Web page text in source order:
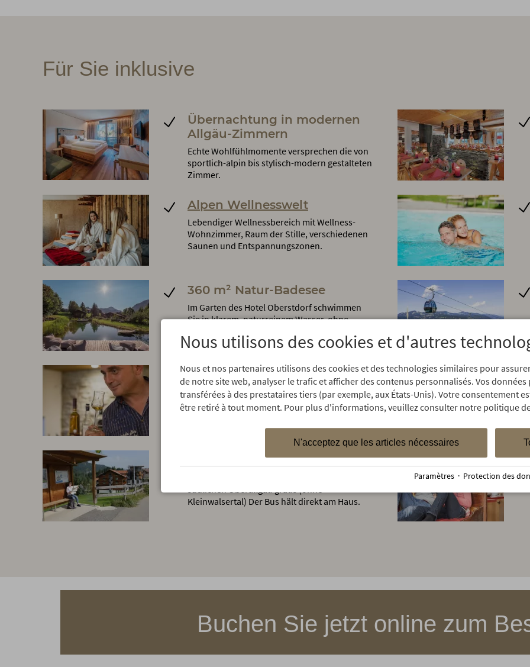
Für Sie inklusive
Übernachtung in modernen
Allgäu-Zimmern
Echte Wohlfühlmomente versprechen die von
sportlich-alpin bis stylisch-modern gestalteten
Zimmer.
Alpen Wellnesswelt
Lebendiger Wellnessbereich mit Wellness-
Wohnzimmer, Raum der Stille, verschiedenen
Saunen und Entspannungszonen.
360 m² Natur-Badesee
Im Garten des Hotel Oberstdorf schwimmen
Sie in klarem, naturreinem Wasser, ohne
Liegewiese.
Gästeprogramm
Geführte Wanderungen, Tastings, Date mit der
Kräuterhexe, Live-Musik und vieles mehr.
Mobil Pass Allgäu
Kleinwalsertal) Der Bus hält direkt am Haus.
Buchen Sie jetzt online zum
Nous utilisons des cookies et d'autres
Nous et nos partenaires utilisons des cookies et des technologies similaires pour
de notre site web, analyser le trafic et afficher des contenus personnalisés. Vos données
transférées à des prestataires tiers (par exemple, aux États-Unis). Votre consentement
être retiré à tout moment. Pour plus d'informations, veuillez consulter notre politique
N'acceptez que les articles nécessaires
Paramètres · Protection des